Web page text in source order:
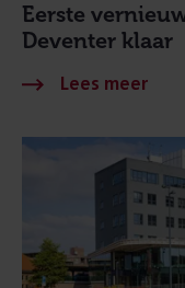
Eerste
Deventer klaar